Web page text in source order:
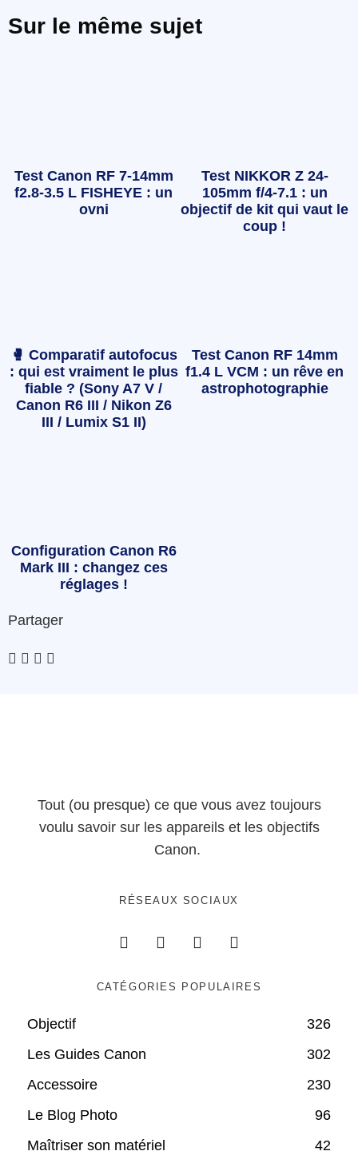
Sur le même sujet
Test Canon RF 7-14mm
f2.8-3.5 L FISHEYE : un
ovni
Test NIKKOR Z 24-
105mm f/4-7.1 : un
objectif de kit qui vaut le
coup !
🥊 Comparatif autofocus
: qui est vraiment le plus
fiable ? (Sony A7 V /
Canon R6 III / Nikon Z6
III / Lumix S1 II)
Test Canon RF 14mm
f1.4 L VCM : un rêve en
astrophotographie
Configuration Canon R6
Mark III : changez ces
réglages !
Partager
Tout (ou presque) ce que vous avez toujours
voulu savoir sur les appareils et les objectifs
Canon.
RÉSEAUX SOCIAUX
CATÉGORIES POPULAIRES
Objectif
326
Les Guides Canon
302
Accessoire
230
Le Blog Photo
96
Maîtriser son matériel
42